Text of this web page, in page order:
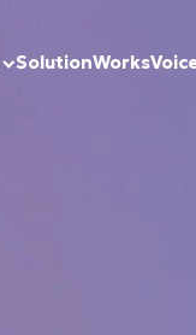
SolutionWorks